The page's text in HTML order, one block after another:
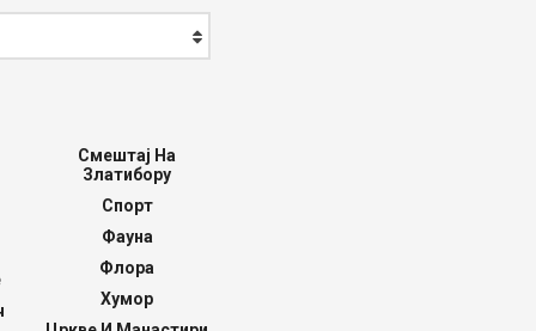
Смештај На
Златибору
Спорт
Фауна
Флора
Хумор